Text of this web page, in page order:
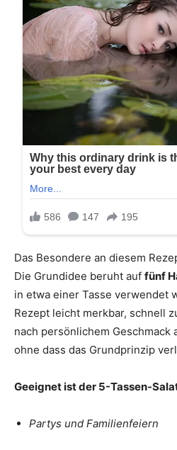
Das Besondere an diesem
Die Grundidee beruht auf fünf
in etwa einer Tasse verwendet
Rezept leicht merkbar, schnell
nach persönlichem Geschmack
ohne dass das Grundprinzip
Geeignet ist der 5-Tassen-
Partys und Familienfeiern